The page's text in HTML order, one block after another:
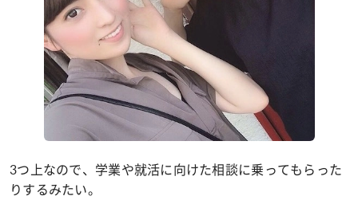
3つ上なので、学業や就活に向けた相談に乗ってもらった
りするみたい。